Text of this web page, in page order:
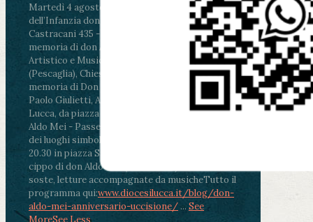
Martedì 4 agosto2026
ore 11:30 - Lucca, Scuola
dell’Infanzia don Aldo Mei - Viale Castruccio
Castracani 435 - Inaugurazione murales in
memoria di don Aldo Mei curato dal Liceo
Artistico e Musicale “Passaglia”
ore 18 - Fiano
(Pescaglia), Chiesa parrocchiale - Messa in
memoria di Don Aldo Mei celebrata da mons.
Paolo Giulietti, Arcivescovo di Lucca
ore 20.30 -
Lucca, da piazza San Michele al Cippo di don
Aldo Mei - Passeggiata della Memoria in alcuni
dei luoghi simbolo della città. Ritrovo alle ore
20.30 in piazza San Michele con conclusione al
cippo di don Aldo Mei (Porta Elisa). Durante le
soste, letture accompagnate da musicheTutto il
programma qui:www.diocesilucca.it/blog/don-
aldo-mei-anniversario-uccisione/ ... See
MoreSee Less